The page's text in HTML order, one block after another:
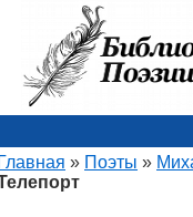
Главная » Поэты »